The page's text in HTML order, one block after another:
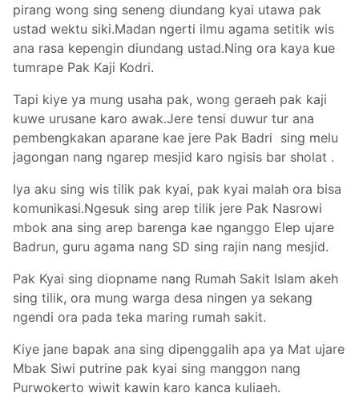
pirang wong sing seneng diundang kyai utawa pak
ustad wektu siki.Madan ngerti ilmu agama setitik wis
ana rasa kepengin diundang ustad.Ning ora kaya kue
tumrape Pak Kaji Kodri.
Tapi kiye ya mung usaha pak, wong geraeh pak kaji
kuwe urusane karo awak.Jere tensi duwur tur ana
pembengkakan aparane kae jere Pak Badri sing melu
jagongan nang ngarep mesjid karo ngisis bar sholat .
Iya aku sing wis tilik pak kyai, pak kyai malah ora bisa
komunikasi.Ngesuk sing arep tilik jere Pak Nasrowi
mbok ana sing arep barenga kae nganggo Elep ujare
Badrun, guru agama nang SD sing rajin nang mesjid.
Pak Kyai sing diopname nang Rumah Sakit Islam akeh
sing tilik, ora mung warga desa ningen ya sekang
ngendi ora pada teka maring rumah sakit.
Kiye jane bapak ana sing dipenggalih apa ya Mat ujare
Mbak Siwi putrine pak kyai sing manggon nang
Purwokerto wiwit kawin karo kanca kuliaeh.